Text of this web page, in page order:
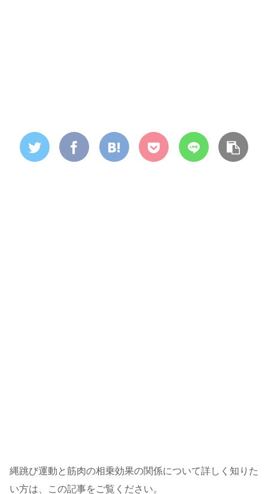
縄跳び運動と筋肉の相乗効果の関係について詳しく知りた
い方は、この記事をご覧ください。